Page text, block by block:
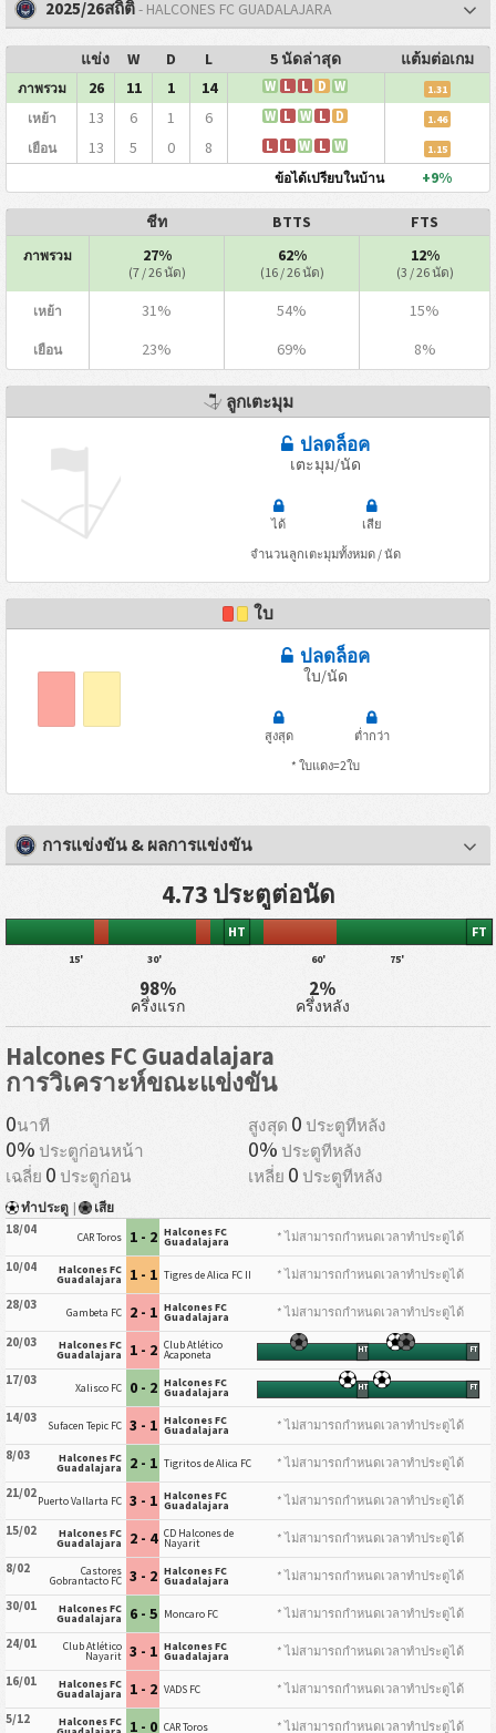
2025/26สถิติ- HALCONES FC GUADALAJARA
แข่ง W D L 5 นัดล่าสุด แต้มต่อเกม
ภาพรวม 26 11 1 14 W L L D W 1.31
เหย้า 13 6 1 6 W L W L D 1.46
เยือน 13 5 0 8 L L W L W 1.15
ข้อได้เปรียบในบ้าน +9%
ชีท BTTS FTS
ภาพรวม 27%
(7 / 26 นัด)
62%
(16 / 26 นัด)
12%
(3 / 26 นัด)
เหย้า 31% 54% 15%
เยือน 23% 69% 8%
ลูกเตะมุม
ปลดล็อค
เตะมุม/นัด
ได้
เสีย
จำนวนลูกเตะมุมทั้งหมด / นัด
ใบ
ปลดล็อค
ใบ/นัด
สูงสุด
ต่ำกว่า
* ใบแดง=2ใบ
การแข่งขัน & ผลการแข่งขัน
4.73 ประตูต่อนัด
15' 30'
HT
60' 75'
FT
98%
ครึ่งแรก
2%
ครึ่งหลัง
Halcones FC Guadalajara
การวิเคราะห์ขณะแข่งขัน
0นาที สูงสุด 0 ประตูทีหลัง
0% ประตูก่อนหน้า 0% ประตูทีหลัง
เฉลี่ย 0 ประตูก่อน เหลี่ย 0 ประตูทีหลัง
ทำประตู | เสีย
18/04 CAR Toros 1 - 2 Halcones FC
Guadalajara
* ไม่สามารถกำหนดเวลาทำประตูได้
10/04
Halcones FC
Guadalajara 1 - 1 Tigres de Alica FC II
* ไม่สามารถกำหนดเวลาทำประตูได้
28/03
Gambeta FC 2 - 1 Halcones FC
Guadalajara
* ไม่สามารถกำหนดเวลาทำประตูได้
20/03
Halcones FC
Guadalajara 1 - 2 Club Atlético
Acaponeta HT FT
17/03 Xalisco FC 0 - 2 Halcones FC
Guadalajara HT FT
14/03 Sufacen Tepic FC 3 - 1 Halcones FC
Guadalajara
* ไม่สามารถกำหนดเวลาทำประตูได้
8/03
Halcones FC
Guadalajara 2 - 1 Tigritos de Alica FC
* ไม่สามารถกำหนดเวลาทำประตูได้
21/02Puerto Vallarta FC 3 - 1 Halcones FC
Guadalajara
* ไม่สามารถกำหนดเวลาทำประตูได้
15/02
Halcones FC
Guadalajara 2 - 4 CD Halcones de
Nayarit
* ไม่สามารถกำหนดเวลาทำประตูได้
8/02
Castores
Gobrantacto FC 3 - 2 Halcones FC
Guadalajara
* ไม่สามารถกำหนดเวลาทำประตูได้
30/01
Halcones FC
Guadalajara 6 - 5 Moncaro FC
* ไม่สามารถกำหนดเวลาทำประตูได้
24/01
Club Atlético
Nayarit 3 - 1 Halcones FC
Guadalajara
* ไม่สามารถกำหนดเวลาทำประตูได้
16/01
Halcones FC
Guadalajara 1 - 2 VADS FC
* ไม่สามารถกำหนดเวลาทำประตูได้
5/12
Halcones FC 1 - 0 CAR Toros * ไม่สามารถกำหนดเวลาทำประตูได้